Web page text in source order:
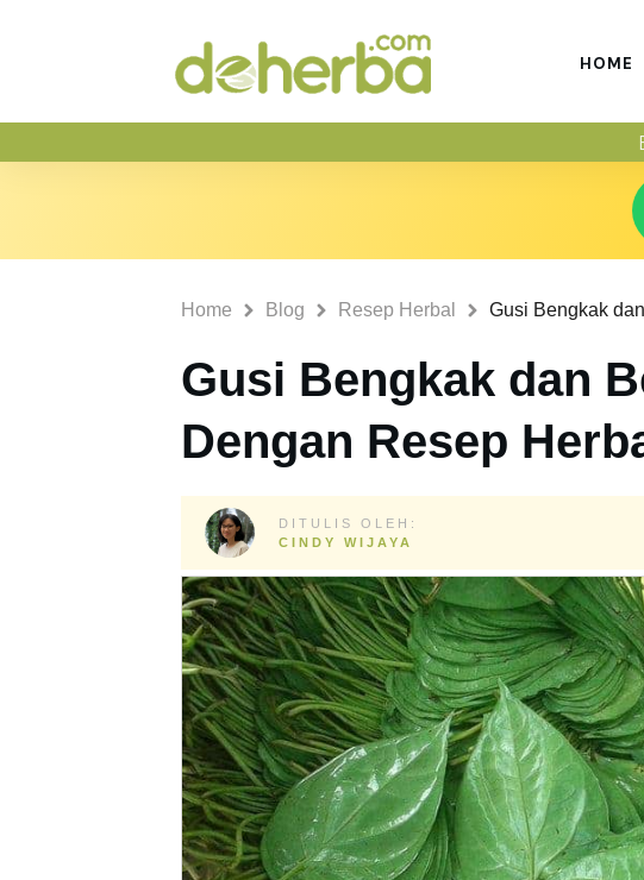
HOME
Home Blog Resep Herbal
Gusi Bengkak dan
Dengan Resep
DITULIS OLEH:
CINDY WIJAYA